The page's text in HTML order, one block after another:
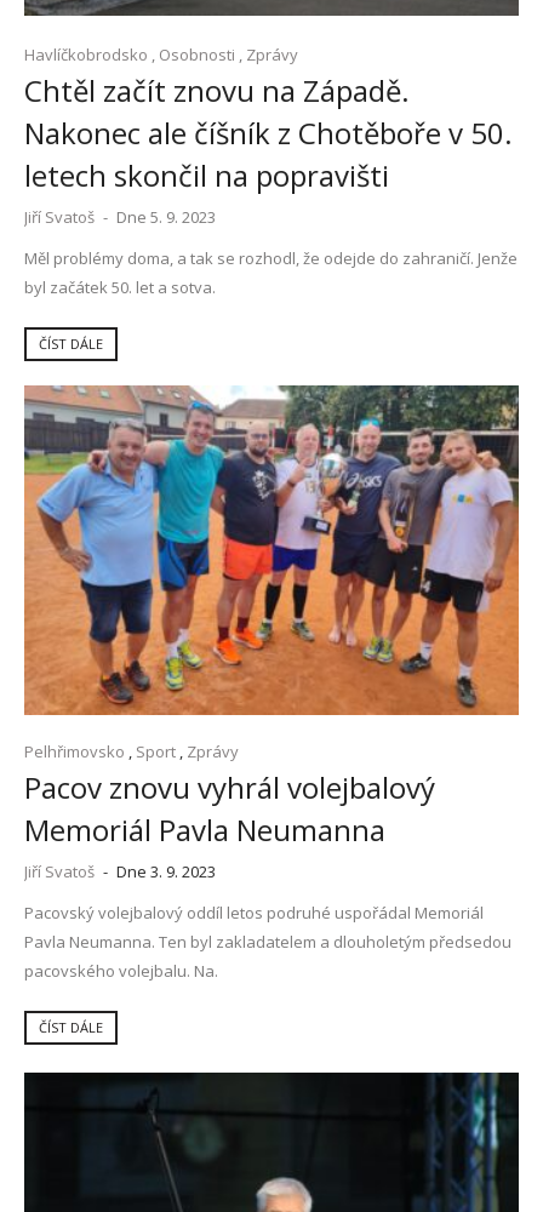
Havlíčkobrodsko Osobnosti Zprávy
Chtěl začít znovu na Západě.
Nakonec ale číšník z Chotěboře v 50.
letech skončil na popravišti
Jiří Svatoš - Dne 5. 9. 2023
Měl problémy doma, a tak se rozhodl, že odejde do zahraničí. Jenže
byl začátek 50. let a sotva.
ČÍST DÁLE
Pelhřimovsko Sport Zprávy
Pacov znovu vyhrál volejbalový
Memoriál Pavla Neumanna
Jiří Svatoš - Dne 3. 9. 2023
Pacovský volejbalový oddíl letos podruhé uspořádal Memoriál
Pavla Neumanna. Ten byl zakladatelem a dlouholetým předsedou
pacovského volejbalu. Na.
ČÍST DÁLE